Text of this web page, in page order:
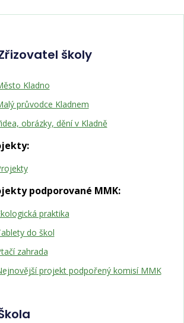
školy
Kladno
průvodce Kladnem
obrázky, dění v Kladně
podporované MMK:
praktika
do škol
zahrada
projekt podpořený komisí MMK